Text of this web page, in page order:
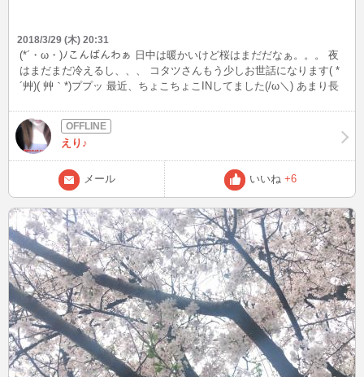
2018/3/29 (木) 20:31
(*´・ω・)ﾉこんばんわぁ 日中は暖かいけど桜はまだだなぁ。。。 夜
はまだまだ冷えるし、、、 コタツさんもう少しお世話になります( *
´艸)( 艸｀*)ププッ 最近、ちょこちょこINしてました(/ω＼) あまり長
ω・*)です。 明日はINできないかもなので今夜こっそりまたINしよう
かなぁ いつもこっそりINで(m´・ω・｀)m ｺﾞﾒﾝ…ね それも楽しんで
るけど( *´艸)( 艸｀*)ププッ ではでは、見かけたらメールでもINでも
構ってくださいませ～
えり♪
メール いいね +6